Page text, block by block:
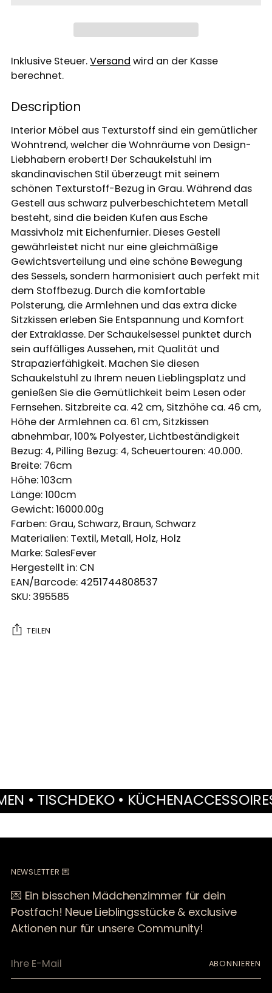
Inklusive Steuer.Versand wird an der Kasse
berechnet.
Description
Interior Möbel aus Texturstoff sind ein gemütlicher
Wohntrend, welcher die Wohnräume von Design-
Liebhabern erobert! Der Schaukelstuhl im
skandinavischen Stil überzeugt mit seinem
schönen Texturstoff-Bezug in Grau. Während das
Gestell aus schwarz pulverbeschichtetem Metall
besteht, sind die beiden Kufen aus Esche
Massivholz mit Eichenfurnier. Dieses Gestell
gewährleistet nicht nur eine gleichmäßige
Gewichtsverteilung und eine schöne Bewegung
des Sessels, sondern harmonisiert auch perfekt mit
dem Stoffbezug. Durch die komfortable
Polsterung, die Armlehnen und das extra dicke
Sitzkissen erleben Sie Entspannung und Komfort
der Extraklasse. Der Schaukelsessel punktet durch
sein auffälliges Aussehen, mit Qualität und
Strapazierfähigkeit. Machen Sie diesen
Schaukelstuhl zu Ihrem neuen Lieblingsplatz und
genießen Sie die Gemütlichkeit beim Lesen oder
Fernsehen. Sitzbreite ca. 42 cm, Sitzhöhe ca. 46 cm,
Höhe der Armlehnen ca. 61 cm, Sitzkissen
abnehmbar, 100% Polyester, Lichtbeständigkeit
Bezug: 4, Pilling Bezug: 4, Scheuertouren: 40.000.
Breite: 76cm
Höhe: 103cm
Länge: 100cm
Gewicht: 16000.00g
Farben: Grau, Schwarz, Braun, Schwarz
Materialien: Textil, Metall, Holz, Holz
Marke: SalesFever
Hergestellt in: CN
EAN/Barcode: 4251744808537
SKU: 395585
TEILEN
• KÜCHENACCESSOIRES •
NEWSLETTER 💌
💌 Ein bisschen Mädchenzimmer für dein
Postfach! Neue Lieblingsstücke & exclusive
Aktionen nur für unsere Community!
E-
ABONNIEREN